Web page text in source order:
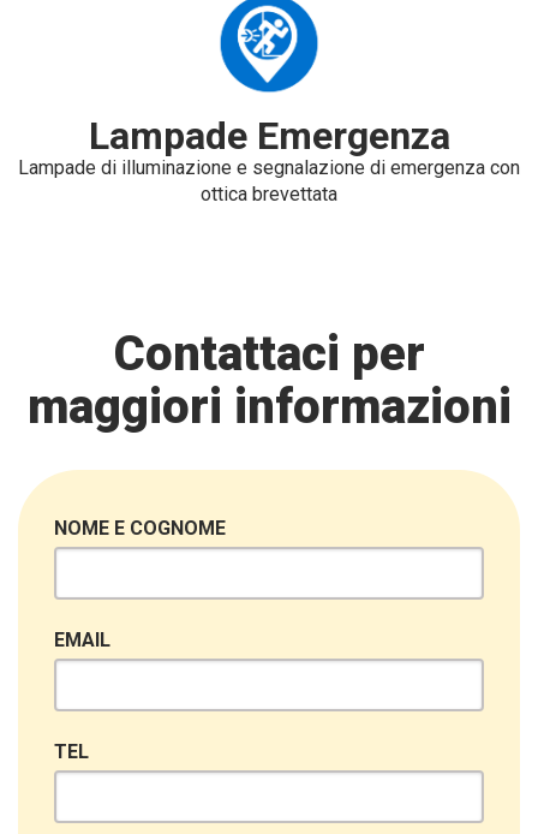
Lampade Emergenza
Lampade di illuminazione e segnalazione di emergenza con
ottica brevettata
Contattaci per
maggiori informazioni
NOME E COGNOME
EMAIL
TEL